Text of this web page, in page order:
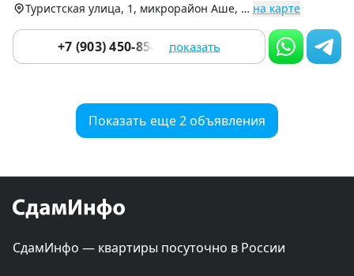
Туристская улица, 1, микрорайон Аше, Лазаревский р-н на карте
+7 (903) 450-85-55 показать
Показать еще 2 объявления
СдамИнфо — квартиры посуточно в России